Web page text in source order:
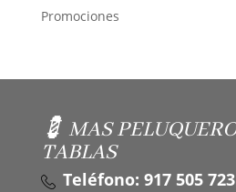
Promociones
💈 MAS
TABLAS
Teléfono: 917 505 723